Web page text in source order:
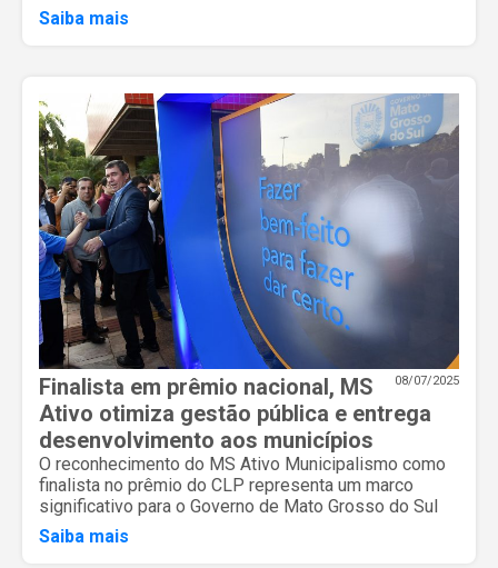
Saiba mais
08/07/2025
Finalista em prêmio nacional, MS
Ativo otimiza gestão pública e entrega
desenvolvimento aos municípios
O reconhecimento do MS Ativo Municipalismo como
finalista no prêmio do CLP representa um marco
significativo para o Governo de Mato Grosso do Sul
Saiba mais